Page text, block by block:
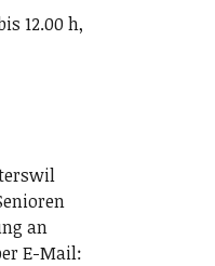
12.00 h,
an
E-Mail: